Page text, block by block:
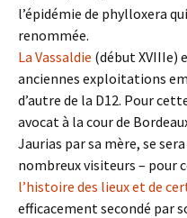
l’épidémie de phylloxera
renommée.
La Vassaldie (début XVIIIe)
anciennes exploitations
d’autre de la D12. Pour
avocat à la cour de
Jaurias par sa mère, se
nombreux visiteurs – pour
l’histoire des lieux et de
efficacement secondé par